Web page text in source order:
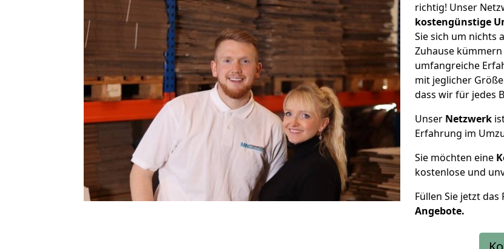
richtig! Unser
kostengünstige
Sie sich um nichts
Zuhause
umfangreiche
mit jeglicher
dass wir für jedes
Unser Netzwerk
Erfahrung im
Sie möchten eine
kostenlose und
Füllen Sie jetzt
Angebote.